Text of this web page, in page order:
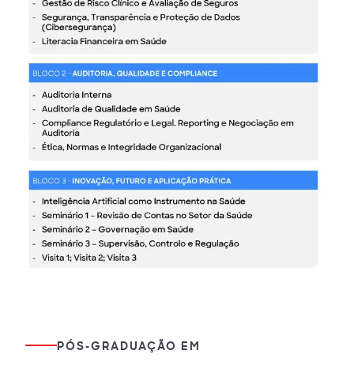
PÓS-GRADUAÇÃO EM